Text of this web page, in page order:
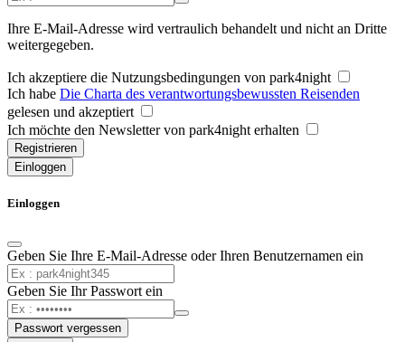
Ihre E-Mail-Adresse wird vertraulich behandelt und nicht an Dritte
weitergegeben.
Ich akzeptiere die Nutzungsbedingungen von park4night
Ich habe Die Charta des verantwortungsbewussten Reisenden
gelesen und akzeptiert
Ich möchte den Newsletter von park4night erhalten
Registrieren
Einloggen
Einloggen
Geben Sie Ihre E-Mail-Adresse oder Ihren Benutzernamen ein
Geben Sie Ihr Passwort ein
Passwort vergessen